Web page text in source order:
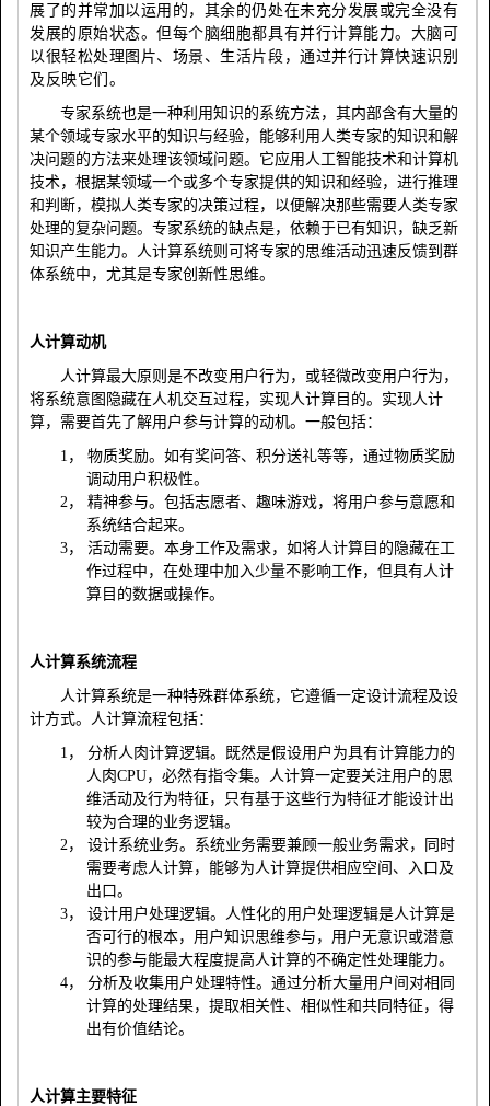
展了的并常加以运用的，其余的仍处在未充分发展或完全没有
发展的原始状态。但每个脑细胞都具有并行计算能力。大脑可
以很轻松处理图片、场景、生活片段，通过并行计算快速识别
及反映它们。
专家系统也是一种利用知识的系统方法，其内部含有大量的
某个领域专家水平的知识与经验，能够利用人类专家的知识和解
决问题的方法来处理该领域问题。它应用人工智能技术和计算机
技术，根据某领域一个或多个专家提供的知识和经验，进行推理
和判断，模拟人类专家的决策过程，以便解决那些需要人类专家
处理的复杂问题。专家系统的缺点是，依赖于已有知识，缺乏新
知识产生能力。人计算系统则可将专家的思维活动迅速反馈到群
体系统中，尤其是专家创新性思维。
人计算动机
人计算最大原则是不改变用户行为，或轻微改变用户行为，
将系统意图隐藏在人机交互过程，实现人计算目的。实现人计
算，需要首先了解用户参与计算的动机。一般包括：
1， 物质奖励。如有奖问答、积分送礼等等，通过物质奖励
调动用户积极性。
2， 精神参与。包括志愿者、趣味游戏，将用户参与意愿和
系统结合起来。
3， 活动需要。本身工作及需求，如将人计算目的隐藏在工
作过程中，在处理中加入少量不影响工作，但具有人计
算目的数据或操作。
人计算系统流程
人计算系统是一种特殊群体系统，它遵循一定设计流程及设
计方式。人计算流程包括：
1， 分析人肉计算逻辑。既然是假设用户为具有计算能力的
人肉CPU，必然有指令集。人计算一定要关注用户的思
维活动及行为特征，只有基于这些行为特征才能设计出
较为合理的业务逻辑。
2， 设计系统业务。系统业务需要兼顾一般业务需求，同时
需要考虑人计算，能够为人计算提供相应空间、入口及
出口。
3， 设计用户处理逻辑。人性化的用户处理逻辑是人计算是
否可行的根本，用户知识思维参与，用户无意识或潜意
识的参与能最大程度提高人计算的不确定性处理能力。
4， 分析及收集用户处理特性。通过分析大量用户间对相同
计算的处理结果，提取相关性、相似性和共同特征，得
出有价值结论。
人计算主要特征